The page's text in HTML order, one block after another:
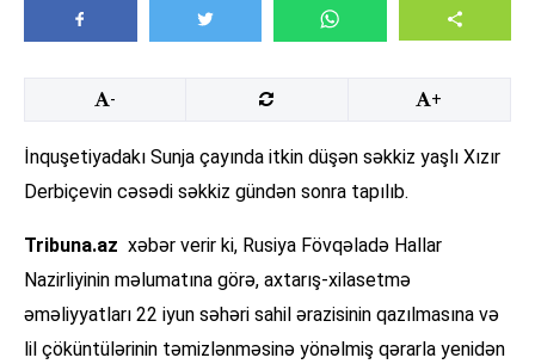
- +
İnquşetiyadakı Sunja çayında itkin düşən səkkiz yaşlı Xızır
Derbiçevin cəsədi səkkiz gündən sonra tapılıb.
Tribuna.az xəbər verir ki, Rusiya Fövqəladə Hallar
Nazirliyinin məlumatına görə, axtarış-xilasetmə
əməliyyatları 22 iyun səhəri sahil ərazisinin qazılmasına və
lil çöküntülərinin təmizlənməsinə yönəlmiş qərarla yenidən